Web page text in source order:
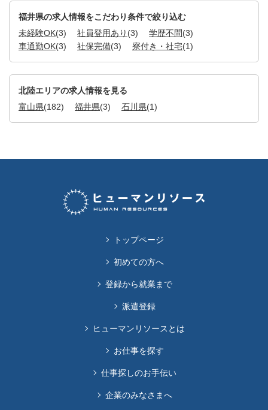
福井県の求人情報をこだわり条件で絞り込む
未経験OK(3) 社員登用あり (3) 学歴不問(3)
車通勤OK(3) 社保完備(3) 寮付き・社宅(1)
北陸エリアの求人情報を見る
富山県(182) 福井県(3) 石川県(1)
トップページ
初めての方へ
登録から就業まで
派遣登録
ヒューマンリソースとは
お仕事を探す
仕事探しのお手伝い
企業のみなさまへ